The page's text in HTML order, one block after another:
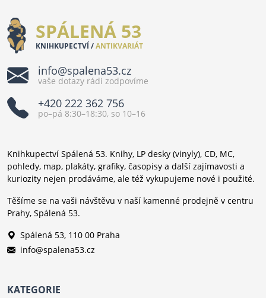
SPÁLENÁ 53
KNIHKUPECTVÍ /ANTIKVARIÁT
info@spalena53.cz
vaše dotazy rádi zodpovíme
+420 222 362 756
po–pá 8:30–18:30, so 10–16
Knihkupectví Spálená 53. Knihy, LP desky (vinyly), CD, MC,
pohledy, map, plakáty, grafiky, časopisy a další zajímavosti a
kuriozity nejen prodáváme, ale též vykupujeme nové i použité.
Těšíme se na vaši návštěvu v naší kamenné prodejně v centru
Prahy, Spálená 53.
Spálená 53, 110 00 Praha
info@spalena53.cz
KATEGORIE